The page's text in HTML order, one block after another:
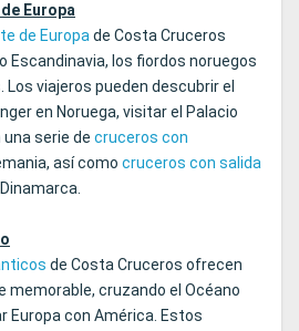
Europa
de Europade Costa Cruceros
Escandinavia, los fiordos noruegos
viajeros pueden descubrir el
en Noruega, visitar el Palacio
serie de cruceros con
así como cruceros con salida
de Costa Cruceros ofrecen
memorable, cruzando el Océano
Europa con América. Estos